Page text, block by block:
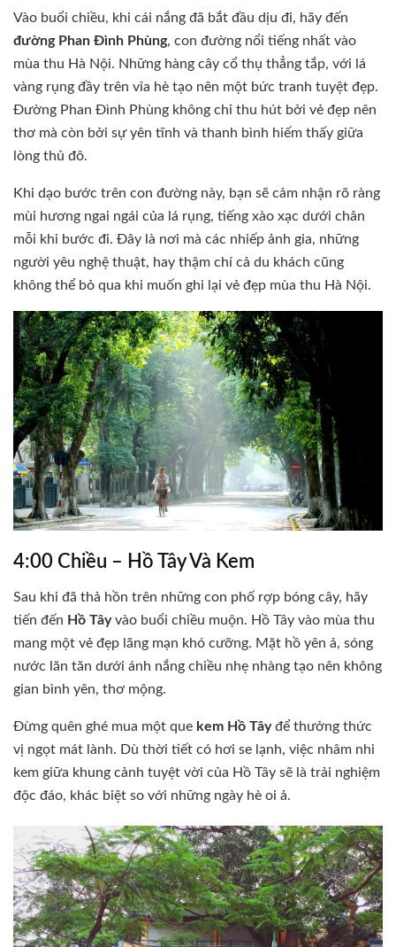
Vào buổi chiều, khi cái nắng đã bắt đầu dịu đi, hãy đến
đường Phan Đình Phùng, con đường nổi tiếng nhất vào
mùa thu Hà Nội. Những hàng cây cổ thụ thẳng tắp, với lá
vàng rụng đầy trên vỉa hè tạo nên một bức tranh tuyệt đẹp.
Đường Phan Đình Phùng không chỉ thu hút bởi vẻ đẹp nên
thơ mà còn bởi sự yên tĩnh và thanh bình hiếm thấy giữa
lòng thủ đô.
Khi dạo bước trên con đường này, bạn sẽ cảm nhận rõ ràng
mùi hương ngai ngái của lá rụng, tiếng xào xạc dưới chân
mỗi khi bước đi. Đây là nơi mà các nhiếp ảnh gia, những
người yêu nghệ thuật, hay thậm chí cả du khách cũng
không thể bỏ qua khi muốn ghi lại vẻ đẹp mùa thu Hà Nội.
4:00 Chiều – Hồ Tây Và Kem
Sau khi đã thả hồn trên những con phố rợp bóng cây, hãy
tiến đến Hồ Tâyvào buổi chiều muộn. Hồ Tây vào mùa thu
mang một vẻ đẹp lãng mạn khó cưỡng. Mặt hồ yên ả, sóng
nước lăn tăn dưới ánh nắng chiều nhẹ nhàng tạo nên không
gian bình yên, thơ mộng.
Đừng quên ghé mua một que kem Hồ Tâyđể thưởng thức
vị ngọt mát lành. Dù thời tiết có hơi se lạnh, việc nhâm nhi
kem giữa khung cảnh tuyệt vời của Hồ Tây sẽ là trải nghiệm
độc đáo, khác biệt so với những ngày hè oi ả.